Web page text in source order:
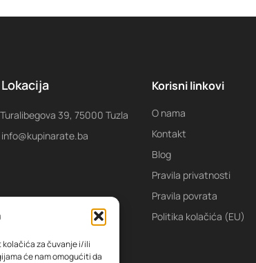
za čuvanje i/ili
će nam omogućiti da
39, 75000 Tuzla
Korisni linkovi
O nama
Kontakt
Blog
Pravila privatnosti
Pravila povrata
Politika kolačića (EU)